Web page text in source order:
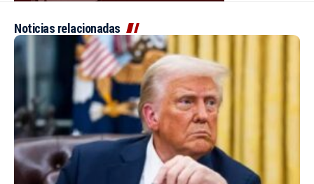
Noticias relacionadas